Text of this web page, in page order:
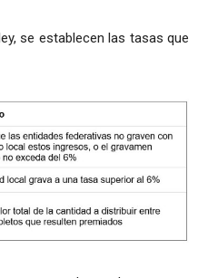
se establecen las tasas que